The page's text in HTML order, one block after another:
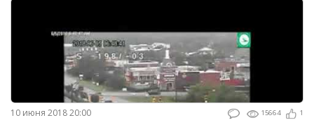
10 июня 2018 20:00 15664 1